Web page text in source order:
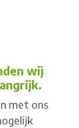
wij
met ons